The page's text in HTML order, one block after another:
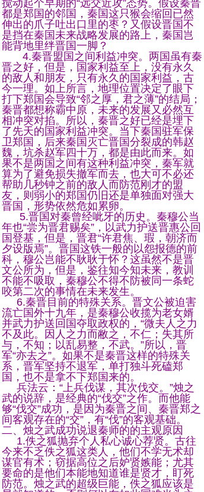
搅动起个早期的“远交近攻”态势。假设秦晋
都是郑国的邻国，秦国这只猴会缩回已然
伸出的爪子吐出口里的枣？又假设晋国不
是挡在秦国未来战略发展的路上，秦国岂
能背地里绊晋国一脚？
4.秦晋盟国之间利益冲突。两国虽有秦
晋之好，但是，国家利益至上，没有永久
的敌人和朋友，只有永久的国家利益，古
今一理。如上所言，地理位置决定了眼下
打下郑国会导致“邻之厚，君之薄”的结局；
秦晋都想称霸中原，未来的发展又必然互
相冲突对掐。所以，秦晋之好已经是埋下
了先天的国家利益冲突。当下秦国驻军保
卫郑国，后来秦国灭亡晋国分裂成的韩赵
魏，坑杀赵军四十万，都是由此而来。如
果不是两国之间有这种利益冲突，秦军就
算为了避免损失撤军而去，也大可不必还
帮助几秒钟之前的敌人而防范刚才的盟
友，则弱小的郑国仍旧还是单独面对强大
晋国，形势依然危如累卵。
5.晋国对秦曾经呲牙的历史。秦穆公当
年也“尝为晋君赐矣”，以武力护送晋惠公回
国登基，但是，晋君“许君焦、瑕，朝济而
夕设版焉”。晋国这铁一般的以怨报德的前
科，穆公岂能不耿耿于怀？这虽然不是晋
文公所为，但是，鉴往知今知未来，教训
不能不吸取，秦穆公不得不防被同一条蛇
咬第二次的事情在未来发生。
6.秦晋目前的特殊关系。晋文公被迫害
流亡国外十九年，是秦穆公收揽为老女婿
并武力护送回国夺取政权的，“微夫人之力
不及此。因人之力而敝之，不仁；失其所
与，不知；以乱易整，不武。”所以，晋
军“亦去之”。如果不是秦晋这样的特殊关
系，晋军坚持不退军，单打独斗死磕郑
国，也不是拿不下郑国来的。
兵法云：“上兵伐谋，其次伐交。”烛之
武的说辞，是经典的“伐交”之作。而他能
够“伐交”成功，是因为秦晋之间、秦晋郑之
间客观存在的“交”，有“伐”的客观基础。
二、烛之武成功说退秦师的的主观原因
1.佚之狐抛弃个人私心诚心荐贤。古往
今来不乏佚之狐这类人，他们不学无术却
谋官有术；窃据高位之后妒贤嫉能；尤其
要命的是他们本能地知道谁是贤才，盯死
防范。烛之武的超级巨能，佚之狐应该是